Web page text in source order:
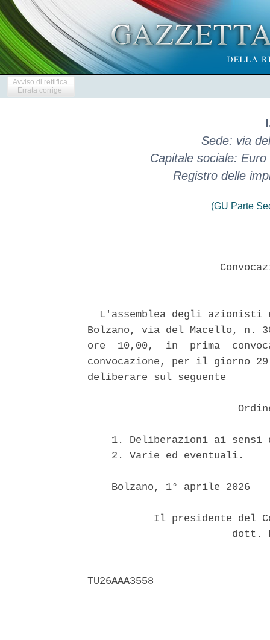
Avviso di rettifica
Errata corrige
Sede: via
Capitale sociale:
Registro delle
(GU Parte
L'assemblea degli azionisti
Bolzano, via del Macello,
ore  10,00,  in  prima
convocazione, per il giorno
deliberare sul seguente
1. Deliberazioni ai
    2. Varie ed eventuali.
    Bolzano, 1° aprile 2026
Il presidente del